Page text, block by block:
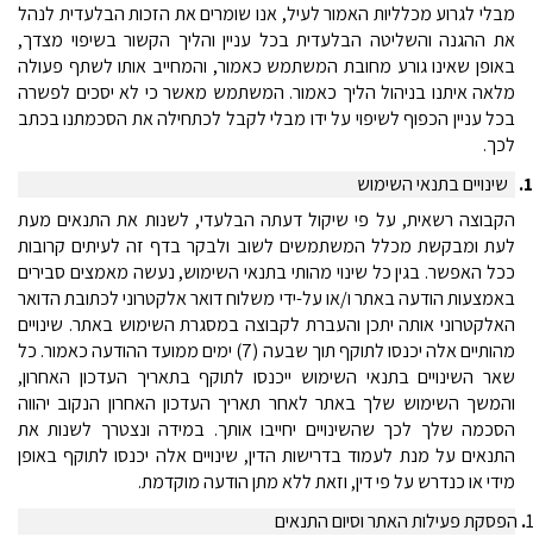
מבלי לגרוע מכלליות האמור לעיל, אנו שומרים את הזכות הבלעדית לנהל
את ההגנה והשליטה הבלעדית בכל עניין והליך הקשור בשיפוי מצדך,
באופן שאינו גורע מחובת המשתמש כאמור, והמחייב אותו לשתף פעולה
מלאה איתנו בניהול הליך כאמור. המשתמש מאשר כי לא יסכים לפשרה
בכל עניין הכפוף לשיפוי על ידו מבלי לקבל לכתחילה את הסכמתנו בכתב
לכך.
שינויים בתנאי השימוש
הקבוצה רשאית, על פי שיקול דעתה הבלעדי, לשנות את התנאים מעת
לעת ומבקשת מכלל המשתמשים לשוב ולבקר בדף זה לעיתים קרובות
ככל האפשר. בגין כל שינוי מהותי בתנאי השימוש, נעשה מאמצים סבירים
באמצעות הודעה באתר ו/או על-ידי משלוח דואר אלקטרוני לכתובת הדואר
האלקטרוני אותה יתכן והעברת לקבוצה במסגרת השימוש באתר. שינויים
מהותיים אלה יכנסו לתוקף תוך שבעה (7) ימים ממועד ההודעה כאמור. כל
שאר השינויים בתנאי השימוש ייכנסו לתוקף בתאריך העדכון האחרון,
והמשך השימוש שלך באתר לאחר תאריך העדכון האחרון הנקוב יהווה
הסכמה שלך לכך שהשינויים יחייבו אותך. במידה ונצטרך לשנות את
התנאים על מנת לעמוד בדרישות הדין, שינויים אלה יכנסו לתוקף באופן
מידי או כנדרש על פי דין, וזאת ללא מתן הודעה מוקדמת.
. הפסקת פעילות האתר וסיום התנאים